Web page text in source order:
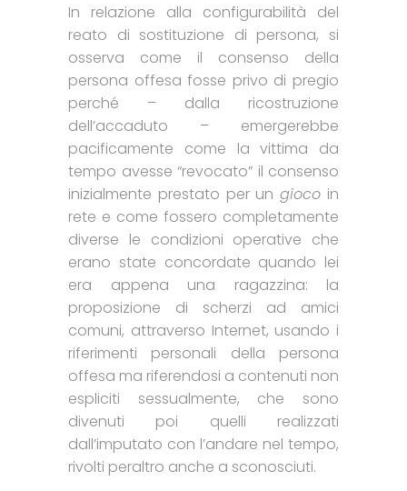
In relazione alla configurabilità del
reato di sostituzione di persona, si
osserva come il consenso della
persona offesa fosse privo di pregio
perché – dalla ricostruzione
dell’accaduto – emergerebbe
pacificamente come la vittima da
tempo avesse “revocato” il consenso
inizialmente prestato per ungioco in
rete e come fossero completamente
diverse le condizioni operative che
erano state concordate quando lei
era appena una ragazzina: la
proposizione di scherzi ad amici
comuni, attraverso Internet, usando i
riferimenti personali della persona
offesa ma riferendosi a contenuti non
espliciti sessualmente, che sono
divenuti poi quelli realizzati
dall’imputato con l’andare nel tempo,
rivolti peraltro anche a sconosciuti.